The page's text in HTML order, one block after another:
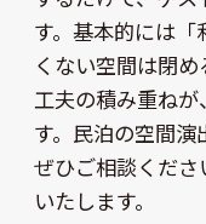
す。基本的には
くない空間は閉
工夫の積み重ね
す。民泊の空間演
ぜひご相談くだ
いたします。